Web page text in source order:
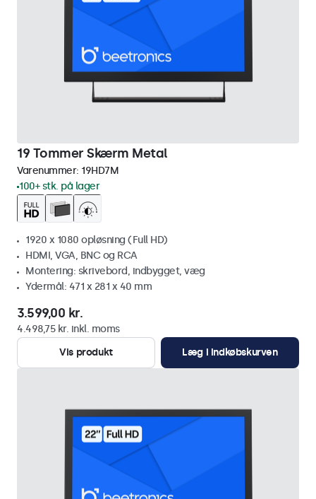
19 Tommer Skærm Metal
Varenummer: 19HD7M
100+ stk. på lager
1920 x 1080 opløsning (Full HD)
HDMI, VGA, BNC og RCA
Montering: skrivebord, indbygget, væg
Ydermål: 471 x 281 x 40 mm
3.599,00 kr.
4.498,75 kr. inkl. moms
Vis produkt
Læg i indkøbskurven